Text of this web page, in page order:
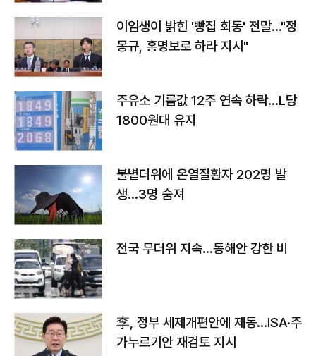
이임생이 밝힌 '빵집 회동' 전말…"정
몽규, 홍명보로 하라 지시"
주유소 기름값 12주 연속 하락…L당
1800원대 유지
불볕더위에 온열질환자 202명 발
생…3명 숨져
전국 무더위 지속…동해안 강한 비
李, 정부 세제개편안에 제동…ISA·주
가누르기안 재검토 지시